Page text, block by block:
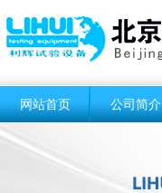
网站首页 公司简介